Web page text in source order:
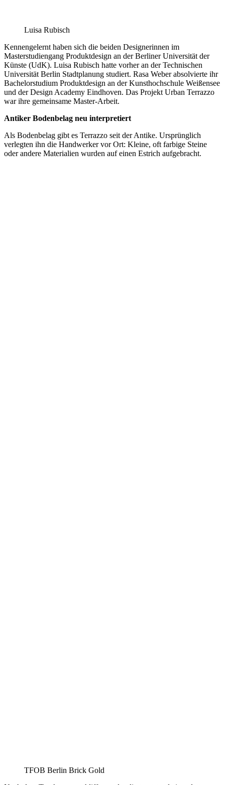
Luisa Rubisch
Kennengelernt haben sich die beiden Designerinnen im
Masterstudiengang Produktdesign an der Berliner Universität der
Künste (UdK). Luisa Rubisch hatte vorher an der Technischen
Universität Berlin Stadtplanung studiert. Rasa Weber absolvierte ihr
Bachelorstudium Produktdesign an der Kunsthochschule Weißensee
und der Design Academy Eindhoven. Das Projekt Urban Terrazzo
war ihre gemeinsame Master-Arbeit.
Antiker Bodenbelag neu interpretiert
Als Bodenbelag gibt es Terrazzo seit der Antike. Ursprünglich
verlegten ihn die Handwerker vor Ort: Kleine, oft farbige Steine
oder andere Materialien wurden auf einen Estrich aufgebracht.
TFOB Berlin Brick Gold